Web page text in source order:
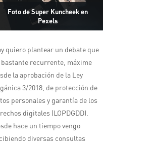
Foto de Super Kuncheek en
Pexels
quiero plantear un debate que
bastante recurrente, máxime
la aprobación de la Ley
3/2018, de protección de
personales y garantía de los
digitales (LOPDGDD).
hace un tiempo vengo
diversas consultas